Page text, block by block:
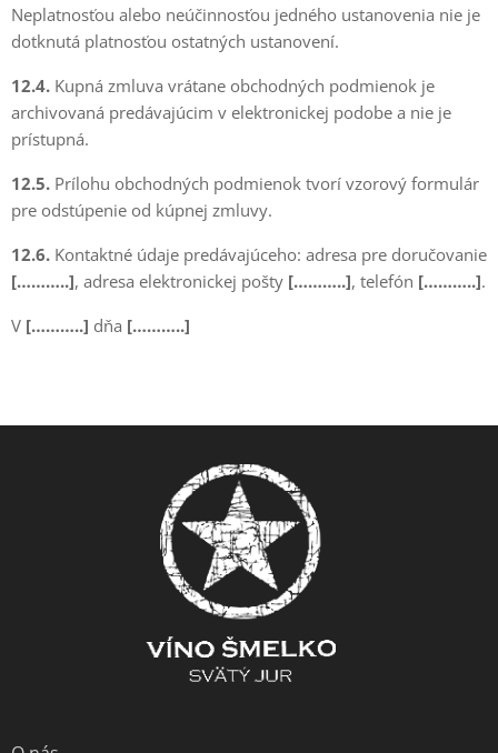
Neplatnosťou alebo neúčinnosťou jedného ustanovenia nie je
dotknutá platnosťou ostatných ustanovení.
12.4. Kupná zmluva vrátane obchodných podmienok je
archivovaná predávajúcim v elektronickej podobe a nie je
prístupná.
12.5. Prílohu obchodných podmienok tvorí vzorový formulár
pre odstúpenie od kúpnej zmluvy.
12.6. Kontaktné údaje predávajúceho: adresa pre doručovanie
[………..], adresa elektronickej pošty [………..], telefón [………..].
V [………..] dňa [………..]